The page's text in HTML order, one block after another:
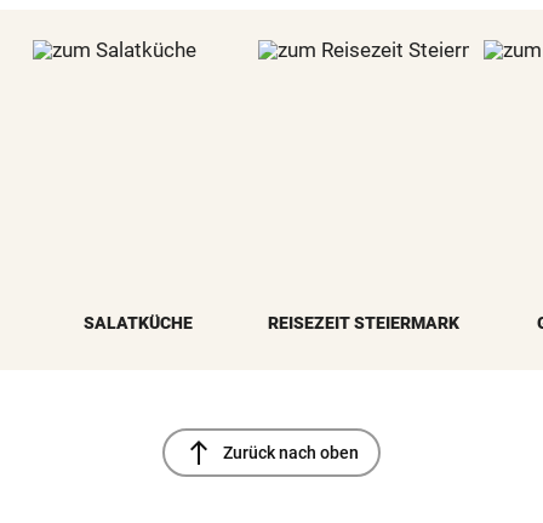
SALATKÜCHE REISEZEIT STEIERMARK
north Zurück nach oben